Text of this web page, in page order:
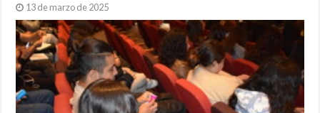
13 de marzo de 2025